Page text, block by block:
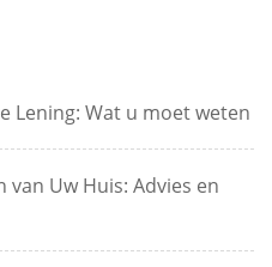
Lening: Wat u moet weten
Uw Huis: Advies en